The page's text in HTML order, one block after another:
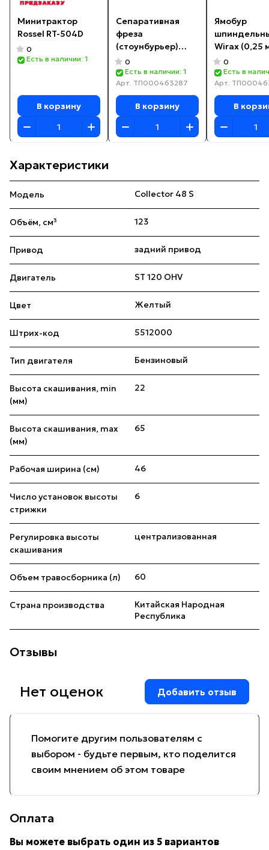
Минитрактор
Rossel RT-504D
0
Есть в наличии: 1
В корзину
Сепаративная
фреза
(стоунбурьер)
Rossel STB-155
0
Есть в наличии: 1
Арт. ТП000463287
В корзину
Ямобур
Wirax (0,25
м) 0
Есть в
Арт.
В
Характеристики
Модель Collector 48 S
Объём, см³ 123
Привод задний привод
Двигатель ST 120 OHV
Цвет Желтый
Штрих-код 5512000
Тип двигателя Бензиновый
Высота скашивания, min
(мм)
22
Высота скашивания, max
(мм)
65
Рабочая ширина (см) 46
Число установок высоты
стрижки
6
Регулировка высоты
скашивания
централизованная
Объем травосборника (л) 60
Страна производства
Китайская Народная
Республика
Отзывы
Помогите другим пользователям с
выбором - будьте первым, кто поделится
своим мнением об этом товаре
Нет оценок Добавить отзыв
Оплата
Вы можете выбрать один из 5 вариантов